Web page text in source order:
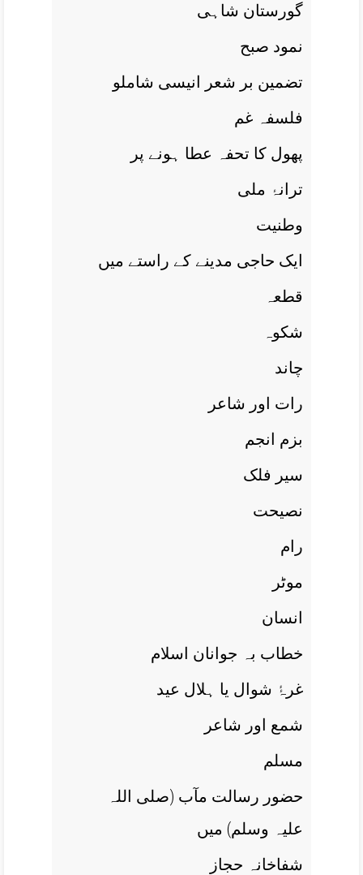
گورستان شاہی
نمود صبح
تضمين بر شعر انيسی شاملو
فلسفہ غم
پھول کا تحفہ عطا ہونے پر
ترانۂ ملی
وطنيت
ايک حاجی مدينے کے راستے ميں
قطعہ
شکوہ
چاند
رات اور شاعر
بزم انجم
سیر فلک
نصيحت
رام
موٹر
انسان
خطاب بہ جوانان اسلام
غرۂٔ شوال يا ہلال عيد
شمع اور شاعر
مسلم
حضور رسالت مآب (صلی اللہ
علیہ وسلم) ميں
شفاخانہ حجاز